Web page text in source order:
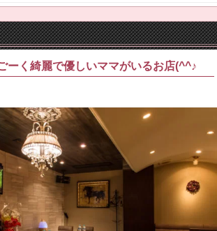
ーく綺麗で優しいママがいるお店(^^♪